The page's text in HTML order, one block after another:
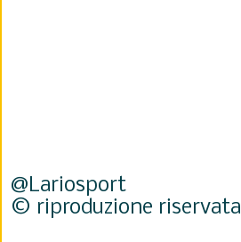
@Lariosport
© riproduzione riservata